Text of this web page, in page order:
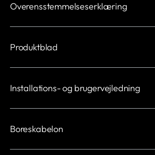
Overensstemmelseserklæring
Produktblad
Installations- og brugervejledning
Boreskabelon